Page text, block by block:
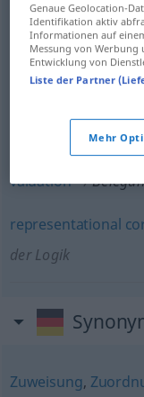
reservation
Belegung
valuation
representational
der Logik
Zuweisung,
Genaue Geolocation-
Identifikation aktiv
Informationen auf
Messung von
Entwicklung von
Liste der Partner
Mehr